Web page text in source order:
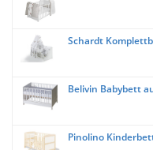
Schardt
Belivin Babybett
Pinolino